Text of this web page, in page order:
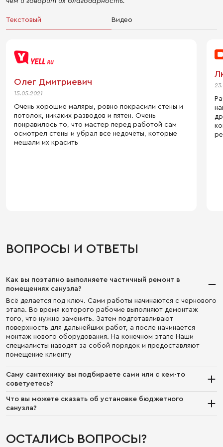
Текстовый Видео
Олег Дмитриевич
15.05.2021
Очень хорошие маляры, ровно покрасили стены и
потолок, никаких разводов и пятен. Очень
понравилось то, что мастер перед работой сам
осмотрел стены и убрал все недочёты, которые
мешали их красить
ВОПРОСЫ И ОТВЕТЫ
Как вы поэтапно выполняете частичный ремонт в
помещениях санузла?
Всё делается под ключ. Сами работы начинаются с чернового
этапа. Во время которого рабочие выполняют демонтаж
того, что нужно заменить. Затем подготавливают
поверхность для дальнейших работ, а после начинается
монтаж нового оборудования. На конечном этапе Наши
специалисты наводят за собой порядок и предоставляют
помещение клиенту
Саму сантехнику вы подбираете сами или с кем-то
советуетесь?
У нас есть специалисты-сантехники, которые помогают нам
правильно подобрать унитазы, смесители, заменить трубы
Что вы можете сказать об установке бюджетного
санузла?
сделать качественно? Но при этом и переплачивать бешенные
ОСТАЛИСЬ ВОПРОСЫ?